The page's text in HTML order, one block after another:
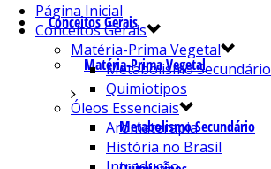
Conceitos Gerais
Matéria-Prima Vegetal
Metabolismo Secundário
Página Inicial
Conceitos Gerais
Matéria-Prima Vegetal
Metabolismo Secundário
Quimiotipos
Óleos Essenciais
Aromaterapia
História no Brasil